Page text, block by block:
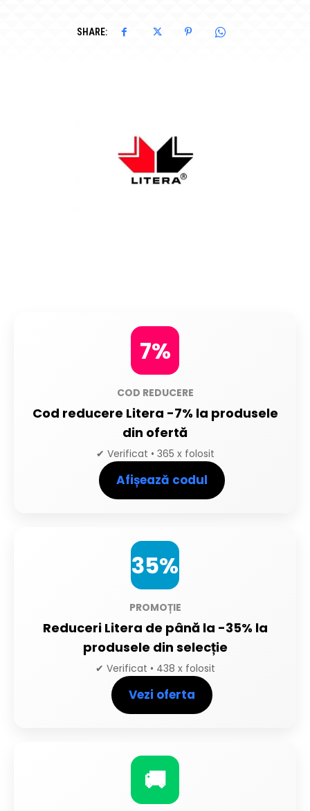
SHARE:
7%
COD REDUCERE
Cod reducere Litera -7% la produsele
din ofertă
✔ Verificat • 365 x folosit
Afișează codul
35%
PROMOȚIE
Reduceri Litera de până la -35% la
produsele din selecție
✔ Verificat • 438 x folosit
Vezi oferta
🚚